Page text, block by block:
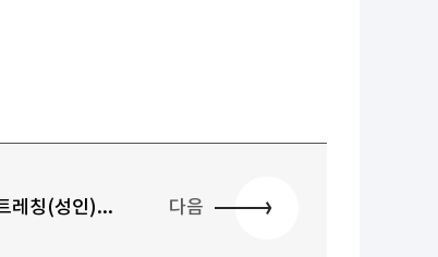
레칭(성인)... 다음